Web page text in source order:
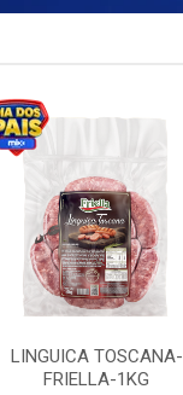
LINGUICA TOSCANA-
FRIELLA-1KG